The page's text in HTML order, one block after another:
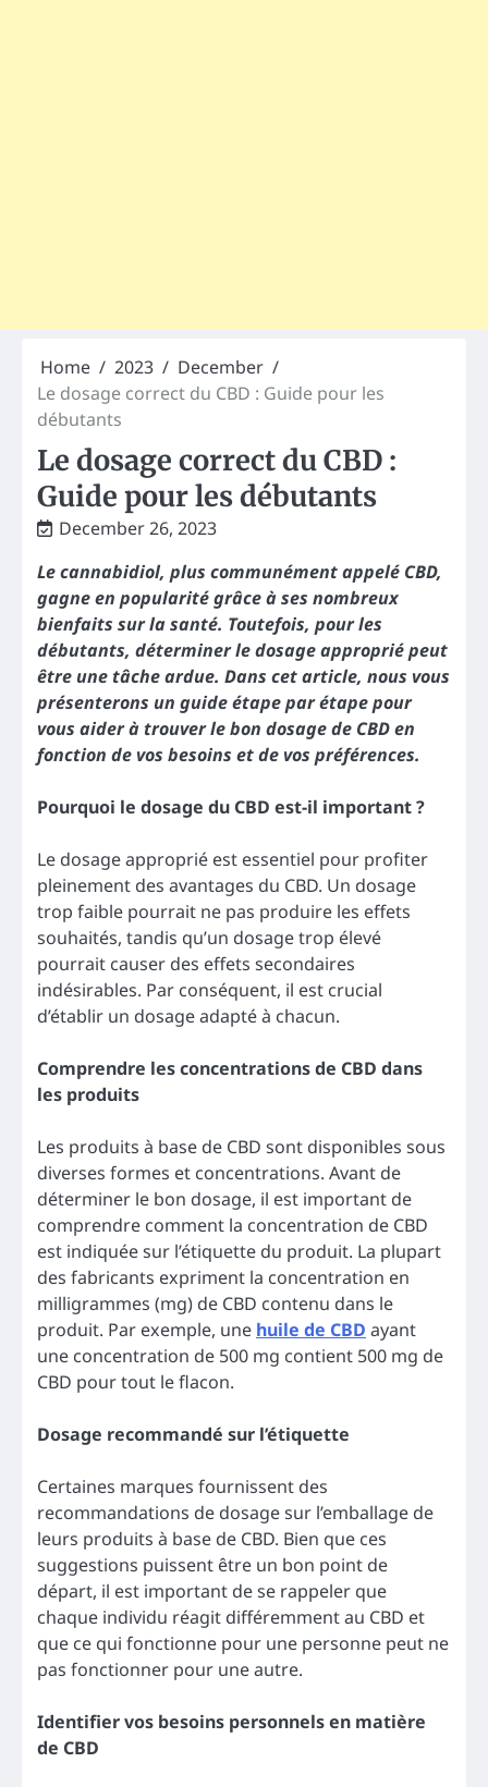
Home 2023
December
Le dosage correct du CBD : Guide pour les
débutants
Le dosage correct du CBD :
Guide pour les débutants
December 26, 2023
Le cannabidiol, plus communément appelé CBD,
gagne en popularité grâce à ses nombreux
bienfaits sur la santé. Toutefois, pour les
débutants, déterminer le dosage approprié peut
être une tâche ardue. Dans cet article, nous vous
présenterons un guide étape par étape pour
vous aider à trouver le bon dosage de CBD en
fonction de vos besoins et de vos préférences.
Pourquoi le dosage du CBD est-il important ?
Le dosage approprié est essentiel pour profiter
pleinement des avantages du CBD. Un dosage
trop faible pourrait ne pas produire les effets
souhaités, tandis qu’un dosage trop élevé
pourrait causer des effets secondaires
indésirables. Par conséquent, il est crucial
d’établir un dosage adapté à chacun.
Comprendre les concentrations de CBD dans
les produits
Les produits à base de CBD sont disponibles sous
diverses formes et concentrations. Avant de
déterminer le bon dosage, il est important de
comprendre comment la concentration de CBD
est indiquée sur l’étiquette du produit. La plupart
des fabricants expriment la concentration en
milligrammes (mg) de CBD contenu dans le
produit. Par exemple, une huile de CBD ayant
une concentration de 500 mg contient 500 mg de
CBD pour tout le flacon.
Dosage recommandé sur l’étiquette
Certaines marques fournissent des
recommandations de dosage sur l’emballage de
leurs produits à base de CBD. Bien que ces
suggestions puissent être un bon point de
départ, il est important de se rappeler que
chaque individu réagit différemment au CBD et
que ce qui fonctionne pour une personne peut ne
pas fonctionner pour une autre.
Identifier vos besoins personnels en matière
de CBD